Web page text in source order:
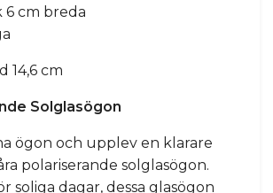
6 cm breda
14,6 cm
Solglasögon
ögon och upplev en klarare
polariserande solglasögon.
soliga dagar, dessa glasögon